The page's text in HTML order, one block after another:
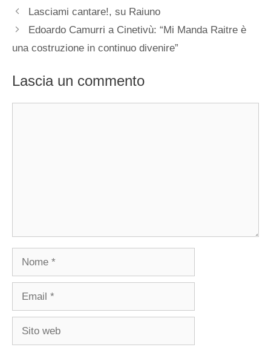
Lasciami cantare!, su Raiuno
Edoardo Camurri a Cinetivù: “Mi Manda Raitre è
una costruzione in continuo divenire”
Lascia un commento
Nome
Email
Sito